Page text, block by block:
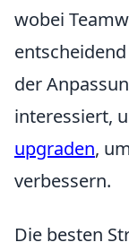
wobei
der
interessiert,
upgraden,
verbessern.
Die besten